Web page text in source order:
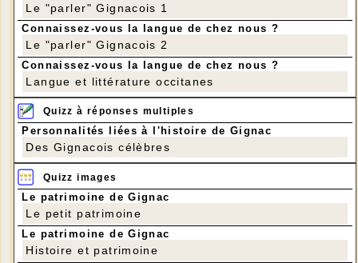
Le "parler" Gignacois 1
Connaissez-vous la langue de chez nous ?
Le "parler" Gignacois 2
Connaissez-vous la langue de chez nous ?
Langue et littérature occitanes
Quizz à réponses multiples
Personnalités liées à l'histoire de Gignac
Des Gignacois célèbres
Quizz images
Le patrimoine de Gignac
Le petit patrimoine
Le patrimoine de Gignac
Histoire et patrimoine